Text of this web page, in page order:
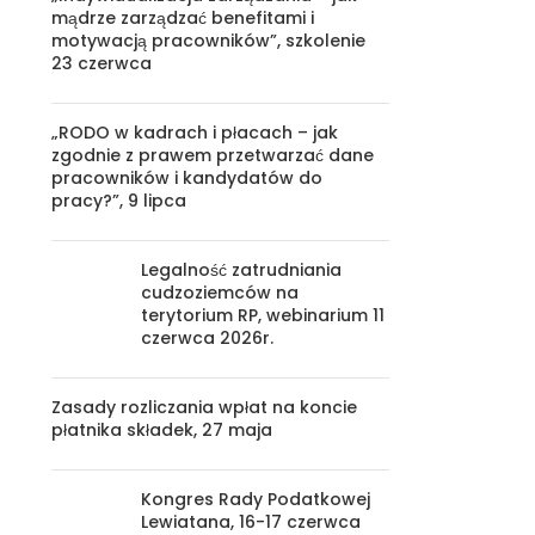
mądrze zarządzać benefitami i
motywacją pracowników”, szkolenie
23 czerwca
„RODO w kadrach i płacach – jak
zgodnie z prawem przetwarzać dane
pracowników i kandydatów do
pracy?”, 9 lipca
Legalność zatrudniania
cudzoziemców na
terytorium RP, webinarium 11
czerwca 2026r.
Zasady rozliczania wpłat na koncie
płatnika składek, 27 maja
Kongres Rady Podatkowej
Lewiatana, 16-17 czerwca